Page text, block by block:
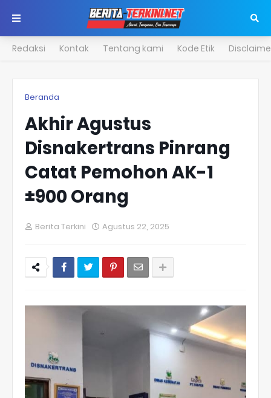
Redaksi Kontak Tentang kami Kode Etik
Beranda
Akhir Agustus
Disnakertrans Pinrang
Catat Pemohon AK-1
±900 Orang
Berita Terkini Agustus 22, 2025